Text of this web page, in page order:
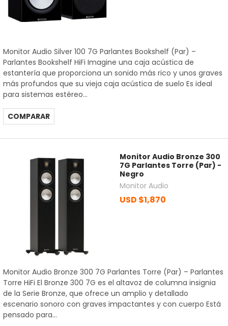
Monitor Audio Silver 100 7G Parlantes Bookshelf (Par) –
Parlantes Bookshelf HiFi Imagine una caja acústica de
estantería que proporciona un sonido más rico y unos graves
más profundos que su vieja caja acústica de suelo Es ideal
para sistemas estéreo...
COMPARAR
Monitor Audio Bronze 300
7G Parlantes Torre (Par) -
Negro
Monitor Audio
USD $1,870
Monitor Audio Bronze 300 7G Parlantes Torre (Par) – Parlantes
Torre HiFi El Bronze 300 7G es el altavoz de columna insignia
de la Serie Bronze, que ofrece un amplio y detallado
escenario sonoro con graves impactantes y con cuerpo Está
pensado para...